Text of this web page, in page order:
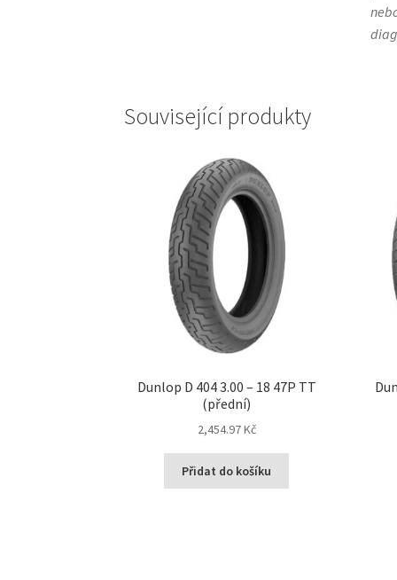
Související produkty
Dunlop D 404 3.00 – 18 47P TT
(přední)
2,454.97 Kč
Přidat do košíku